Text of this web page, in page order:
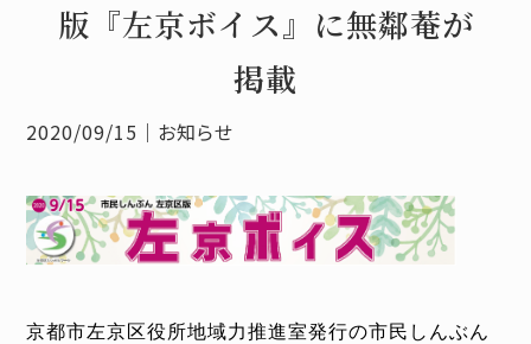
版『左京ボイス』に無鄰菴が
掲載
2020/09/15 ｜ お知らせ
京都市左京区役所地域力推進室発行の市民しんぶん